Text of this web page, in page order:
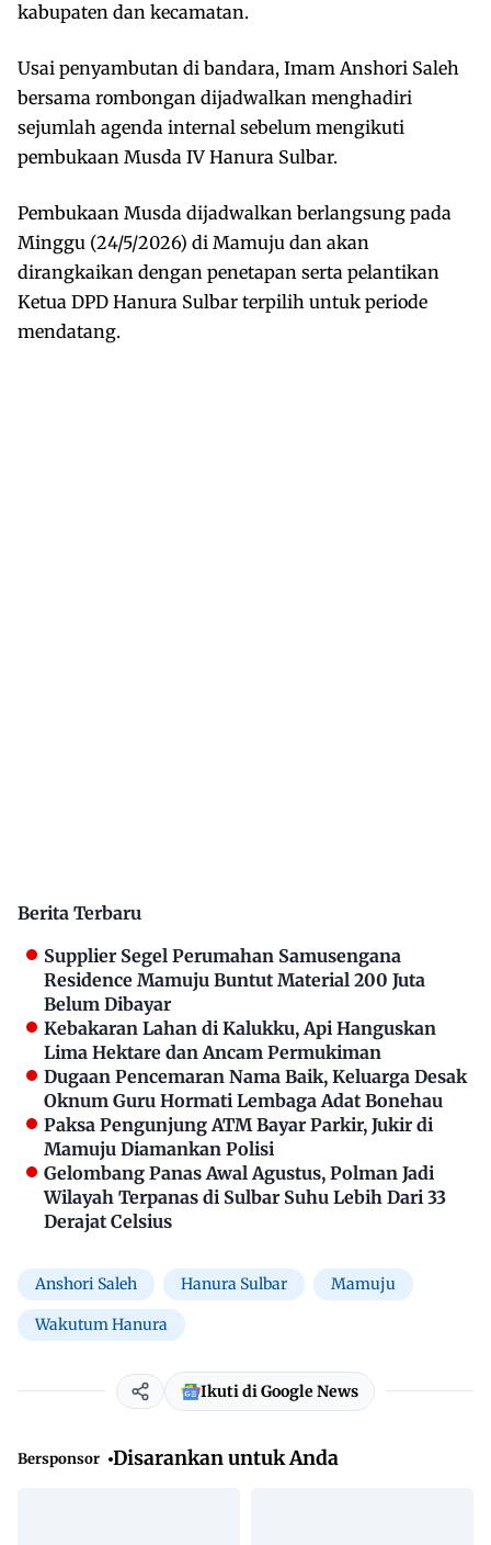
kabupaten dan kecamatan.
Usai penyambutan di bandara, Imam Anshori Saleh
bersama rombongan dijadwalkan menghadiri
sejumlah agenda internal sebelum mengikuti
pembukaan Musda IV Hanura Sulbar.
Pembukaan Musda dijadwalkan berlangsung pada
Minggu (24/5/2026) di Mamuju dan akan
dirangkaikan dengan penetapan serta pelantikan
Ketua DPD Hanura Sulbar terpilih untuk periode
mendatang.
Berita Terbaru
Supplier Segel Perumahan Samusengana
Residence Mamuju Buntut Material 200 Juta
Belum Dibayar
Kebakaran Lahan di Kalukku, Api Hanguskan
Lima Hektare dan Ancam Permukiman
Dugaan Pencemaran Nama Baik, Keluarga Desak
Oknum Guru Hormati Lembaga Adat Bonehau
Paksa Pengunjung ATM Bayar Parkir, Jukir di
Mamuju Diamankan Polisi
Gelombang Panas Awal Agustus, Polman Jadi
Wilayah Terpanas di Sulbar Suhu Lebih Dari 33
Derajat Celsius
Anshori Saleh Hanura Sulbar Mamuju
Wakutum Hanura
Ikuti di Google News
Bersponsor Disarankan untuk Anda